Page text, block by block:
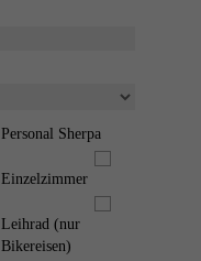
Personal Sherpa
Einzelzimmer
Leihrad (nur
Bikereisen)